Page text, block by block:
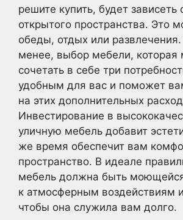
решите купить, будет зависеть
открытого пространства. Это
обеды, отдых или
менее, выбор мебели, которая
сочетать в себе три
удобным для вас и поможет
на этих дополнительных
Инвестирование в
уличную мебель добавит
же время обеспечит вам
пространство. В идеале
мебель должна быть
к атмосферным воздействиям
чтобы она служила вам долго.